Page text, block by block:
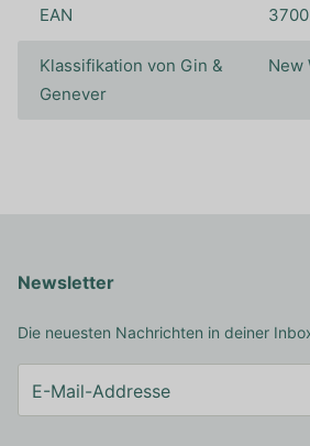
EAN
Klassifikation von Gin &
Genever
New
Newsletter
Die neuesten Nachrichten in deiner